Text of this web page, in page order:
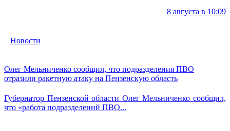
8 августа в 10:09
Новости
Олег Мельниченко сообщил, что подразделения ПВО
отразили ракетную атаку на Пензенскую область
Губернатор Пензенской области Олег Мельниченко сообщил,
что «работа подразделений ПВО...